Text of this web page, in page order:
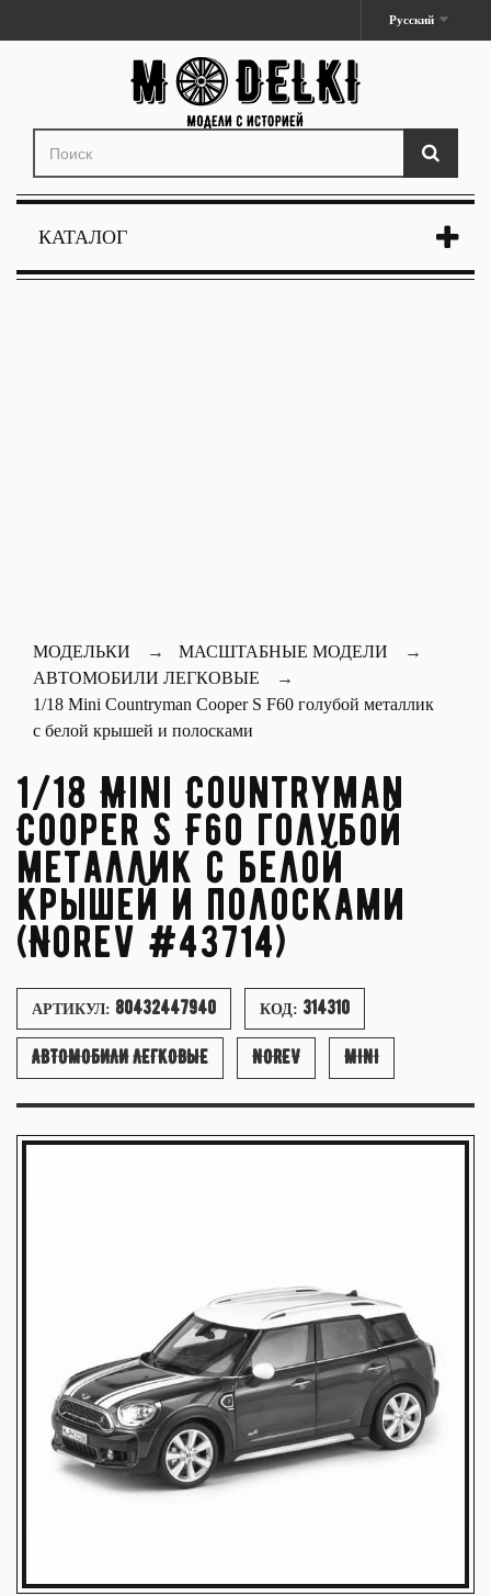
Русский
КАТАЛОГ
МОДЕЛЬКИ
МАСШТАБНЫЕ МОДЕЛИ
АВТОМОБИЛИ ЛЕГКОВЫЕ
1/18 Mini Countryman Cooper S F60 голубой металлик
с белой крышей и полосками
1/18 Mini Countryman
Cooper S F60 голубой
металлик с белой
крышей и полосками
(Norev #43714)
АРТИКУЛ: 80432447940 КОД: 314310
АВТОМОБИЛИ ЛЕГКОВЫЕ NOREV MINI